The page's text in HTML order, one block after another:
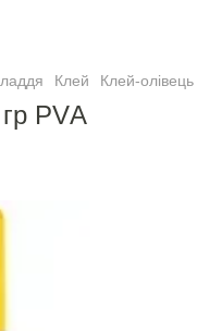
Клей Клей-
PVА